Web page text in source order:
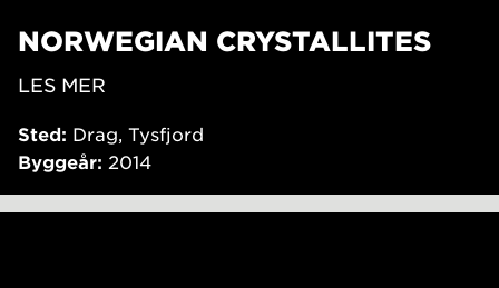
NORWEGIAN CRYSTALLITES
LES MER
Sted: Drag, Tysfjord
Byggeår: 2014